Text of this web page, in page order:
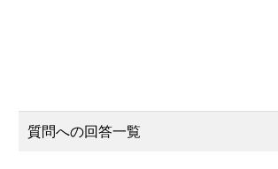
質問への回答一覧